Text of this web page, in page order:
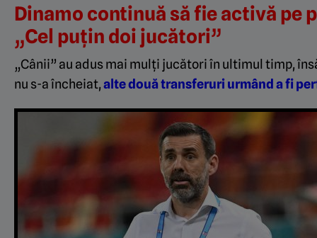
Dinamo continuă să fie activă pe
„Cel puțin doi jucători”
„Cânii” au adus mai mulți jucători în ultimul timp,
nu s-a încheiat,alte două transferuri urmând a fi